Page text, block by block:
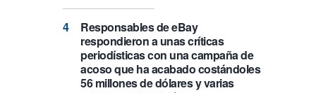
Responsables de eBay
respondieron a unas críticas
periodísticas con una campaña de
acoso que ha acabado costándoles
56 millones de dólares y varias